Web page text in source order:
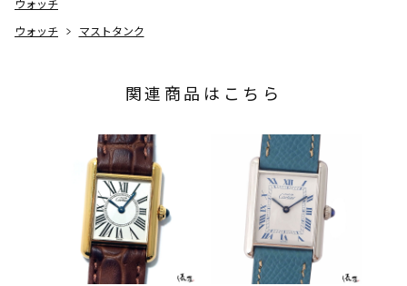
ITEM DETAILS
ウォッチ
ウォッチ
マストタンク
関連商品はこちら